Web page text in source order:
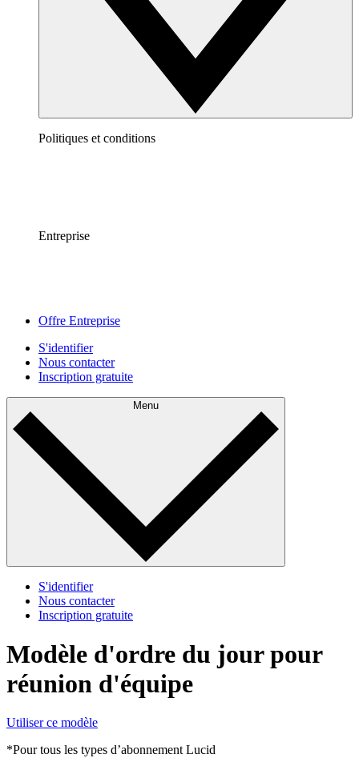
Politiques et conditions
Entreprise
Offre Entreprise
S'identifier
Nous contacter
Inscription gratuite
Menu
S'identifier
Nous contacter
Inscription gratuite
Modèle d'ordre du jour pour
réunion d'équipe
Utiliser ce modèle
*Pour tous les types d’abonnement Lucid